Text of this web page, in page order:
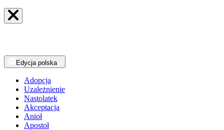
Edycja polska
Adopcja
Uzależnienie
Nastolatek
Akceptacja
Anioł
Apostoł